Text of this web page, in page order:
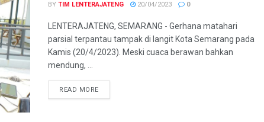
BY TIM LENTERAJATENG 20/04/2023 0
LENTERAJATENG, SEMARANG - Gerhana matahari
parsial terpantau tampak di langit Kota Semarang pada
Kamis (20/4/2023). Meski cuaca berawan bahkan
mendung, ...
READ MOREDETAILS